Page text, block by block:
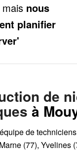
nous
planifier
de
à
de
(77), Yvelines